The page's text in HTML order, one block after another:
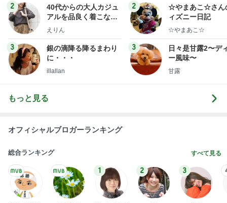
2
40代からの大人カジュ
アルを品良く着こなす
ファッションブログ
えりん
3
銀の滴降る降るまわり
に・・・
illallan
ログ
2
☆やまあこ☆さん
ィズニー日記
☆やまあこ☆
3
日々是甘露2〜デ
ー風味〜
甘露
もっと見る
オフィシャルブロガーランキング
総合ランキング すべて見る
1 2 3